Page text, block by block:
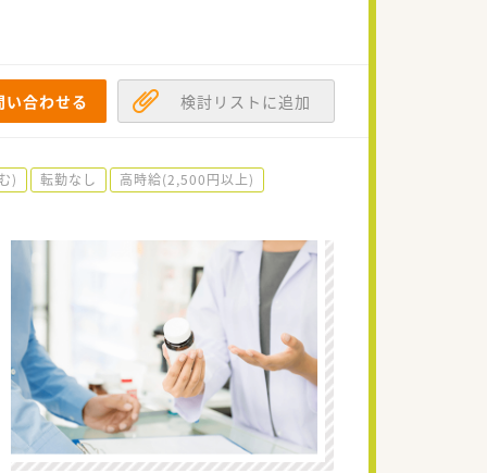
い合わせる 検討リストに追加
) 転勤なし
高時給(2,500円以上)